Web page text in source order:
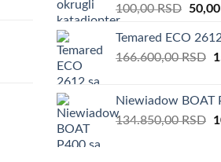
100,00RSD
was:
50,00
Temared ECO
166.600,00RSD
Niewiadow BOAT
134.850,00RSD